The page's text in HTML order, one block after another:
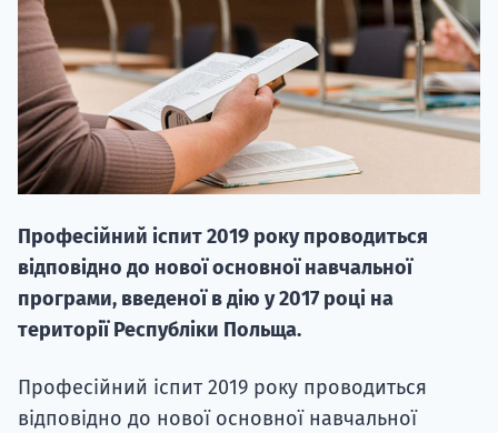
Професійний іспит 2019 року проводиться
відповідно до нової основної навчальної
програми, введеної в дію у 2017 році на
території Республіки Польща.
Професійний іспит 2019 року проводиться
відповідно до нової основної навчальної
НАБІР